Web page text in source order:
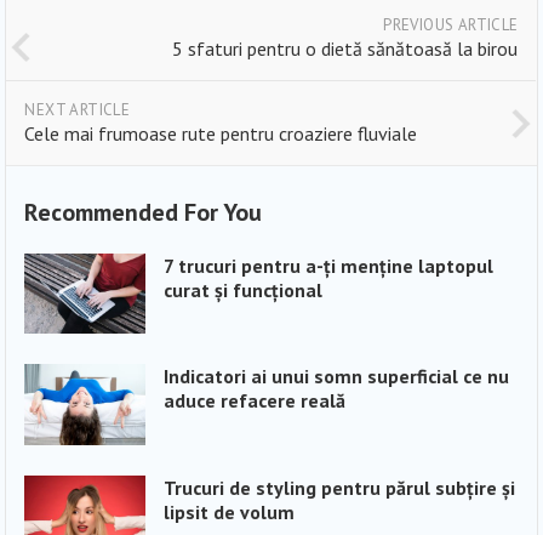
PREVIOUS ARTICLE
5 sfaturi pentru o dietă sănătoasă la birou
NEXT ARTICLE
Cele mai frumoase rute pentru croaziere fluviale
Recommended For You
7 trucuri pentru a-ți menține laptopul
curat și funcțional
Indicatori ai unui somn superficial ce nu
aduce refacere reală
Trucuri de styling pentru părul subțire și
lipsit de volum